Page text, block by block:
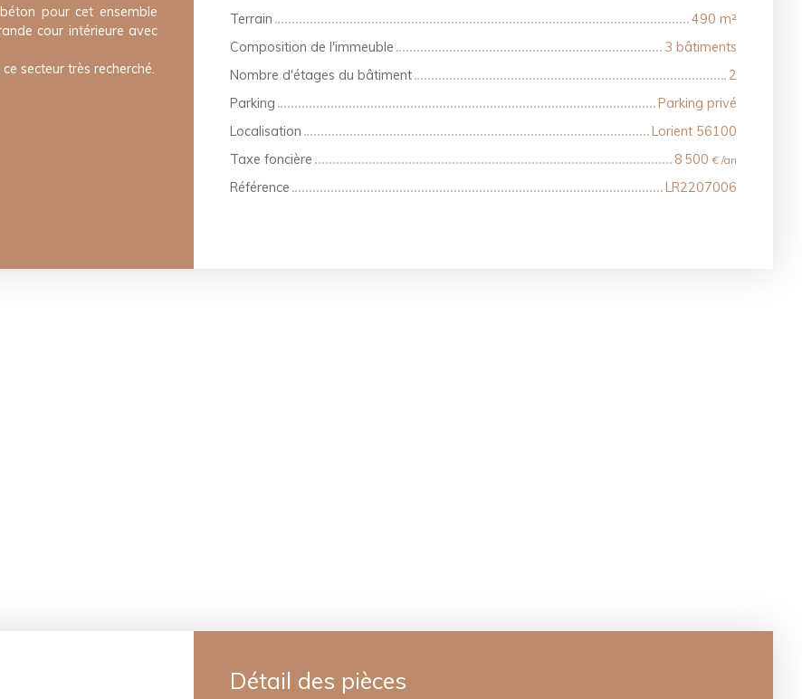
pour cet ensemble
cour intérieure avec
secteur très recherché.
Terrain
490 m²
Composition de l'immeuble
3 bâtiments
Nombre d'étages du bâtiment
2
Parking
Parking privé
Localisation
Lorient 56100
Taxe foncière
8 500 € /an
Référence LR2207006
Détail des pièces